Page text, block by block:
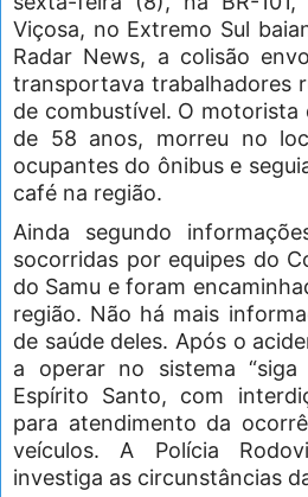
Viçosa, no Extremo Sul
Radar News, a colisão
transportava trabalhadores
de combustível. O motorista
de 58 anos, morreu no
ocupantes do ônibus e
café na região.
Ainda segundo
socorridas por equipes do
do Samu e foram
região. Não há mais
de saúde deles. Após o
a operar no sistema
Espírito Santo, com
para atendimento da
veículos. A Polícia
investiga as circunstâncias